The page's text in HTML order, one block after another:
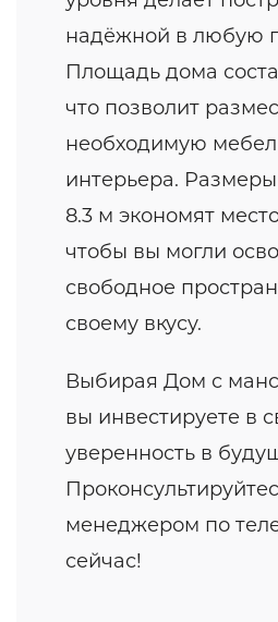
надёжной в любую
Площадь дома
что позволит
необходимую
интерьера.
8.3 м экономят
чтобы вы могли
свободное
своему вкусу.
Выбирая Дом с
вы инвестируете в
уверенность в
менеджером по
сейчас!